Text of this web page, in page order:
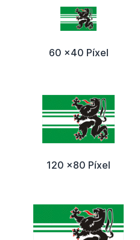
60 x40 Píxel
120 x80 Píxel